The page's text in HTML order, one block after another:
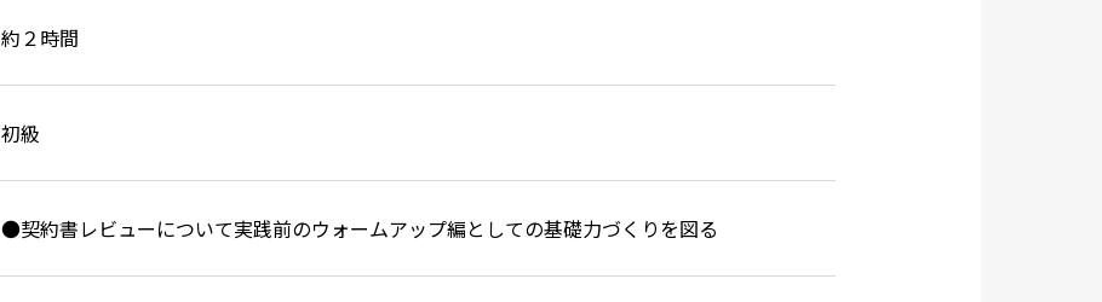
約２時間
初級
●契約書レビューについて実践前のウォームアップ編としての基礎力づくりを図る